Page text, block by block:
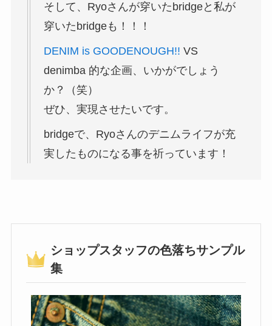
そして、Ryoさんが穿いたbridgeと私が
穿いたbridgeも！！！
DENIM is GOODENOUGH!! VS
denimba 的な企画、いかがでしょう
か？（笑）
ぜひ、実現させたいです。
bridgeで、Ryoさんのデニムライフが充
実したものになる事を祈っています！
ショップスタッフの色落ちサンプル
集